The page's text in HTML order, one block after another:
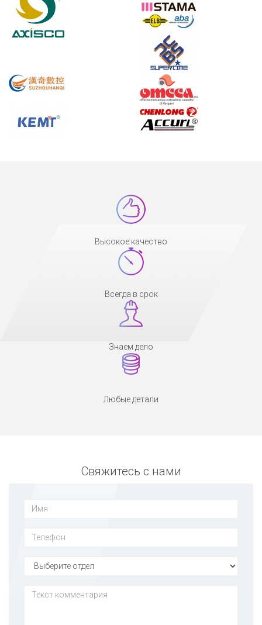
Высокое качество
Всегда в срок
Знаем дело
Любые детали
Свяжитесь с нами